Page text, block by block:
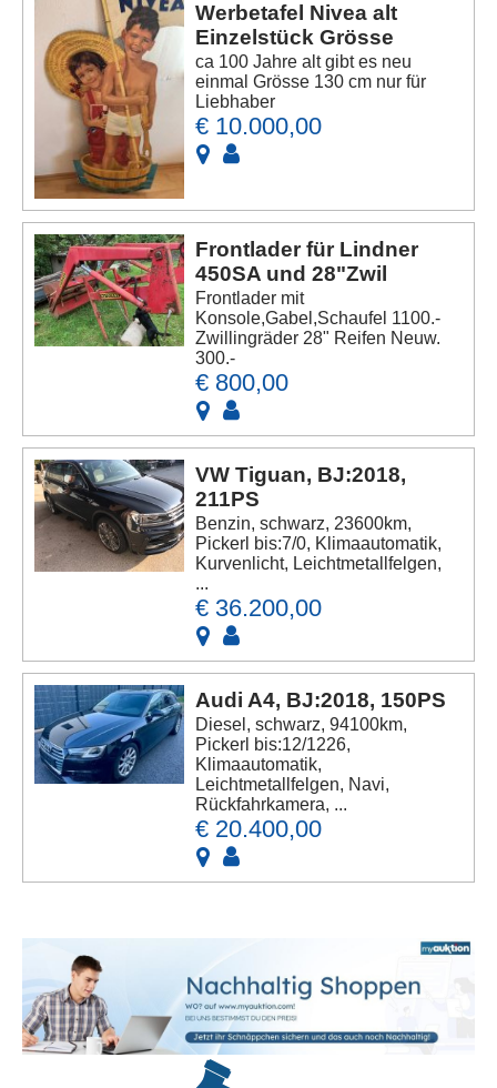
Werbetafel Nivea alt
Einzelstück Grösse
ca 100 Jahre alt gibt es neu
einmal Grösse 130 cm nur für
Liebhaber
€ 10.000,00
Frontlader für Lindner
450SA und 28"Zwil
Frontlader mit
Konsole,Gabel,Schaufel 1100.-
Zwillingräder 28" Reifen Neuw.
300.-
€ 800,00
VW Tiguan, BJ:2018,
211PS
Benzin, schwarz, 23600km,
Pickerl bis:7/0, Klimaautomatik,
Kurvenlicht, Leichtmetallfelgen,
...
€ 36.200,00
Audi A4, BJ:2018, 150PS
Diesel, schwarz, 94100km,
Pickerl bis:12/1226,
Klimaautomatik,
Leichtmetallfelgen, Navi,
Rückfahrkamera, ...
€ 20.400,00